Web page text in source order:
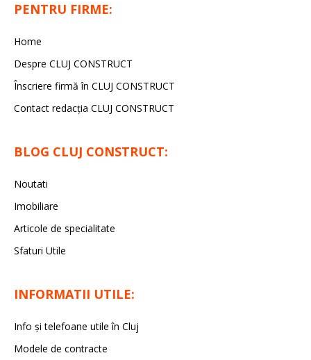
PENTRU FIRME:
Home
Despre CLUJ CONSTRUCT
Înscriere firmă în CLUJ CONSTRUCT
Contact redacția CLUJ CONSTRUCT
BLOG CLUJ CONSTRUCT:
Noutati
Imobiliare
Articole de specialitate
Sfaturi Utile
INFORMATII UTILE:
Info și telefoane utile în Cluj
Modele de contracte